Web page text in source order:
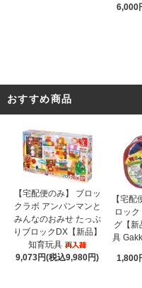
6,000
おすすめ商品
【宅配便のみ】 ブロッ
クラボ アンパンマンと
みんなのおみせ たっぷ
りブロックDX【新品】
知育玩具
9,073円(税込9,980円)
【宅
ロッ
グ【新
具
1,800